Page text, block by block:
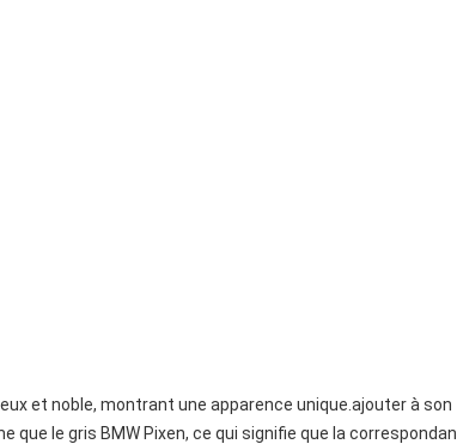
et noble, montrant une apparence unique.ajouter à son
le gris BMW Pixen, ce qui signifie que la